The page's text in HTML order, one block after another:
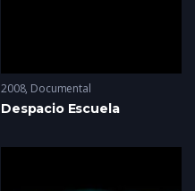
2008 Documental
Despacio Escuela